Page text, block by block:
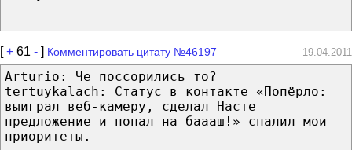
[+ 61 - ] Комментировать цитату №46197 19.04.2011
Arturio: Че поссорились то?
tertuykalach: Статус в контакте «Попёрло:
выиграл веб-камеру, сделал Насте
предложение и попал на баааш!» спалил мои
приоритеты.